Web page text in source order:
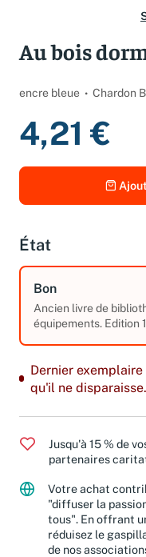
Au bois
encre bleue Chardon
4,21 €
État
Bon
Ancien livre de
équipements. Edition
Dernier
qu'il ne disparaisse.
Jusqu'à 15 % de
partenaires
Votre achat
"diffuser la
tous". En offrant
réduisez le
de nos